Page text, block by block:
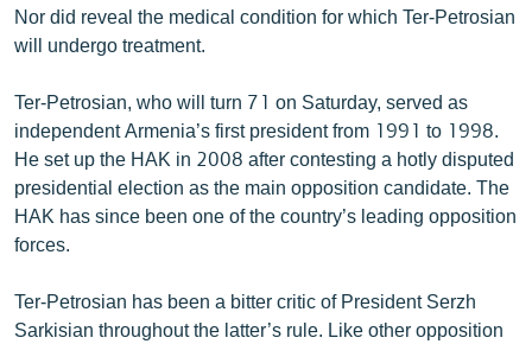
English
ՀԵՏԵՎԵՔ ՄԵԶ
«Ազատության» բոլոր կայքերը
Nor did reveal the medical condition for which Ter-Petrosian
will undergo treatment.
Ter-Petrosian, who will turn 71 on Saturday, served as
independent Armenia’s first president from 1991 to 1998.
He set up the HAK in 2008 after contesting a hotly disputed
presidential election as the main opposition candidate. The
HAK has since been one of the country’s leading opposition
forces.
Ter-Petrosian has been a bitter critic of President Serzh
Sarkisian throughout the latter’s rule. Like other opposition